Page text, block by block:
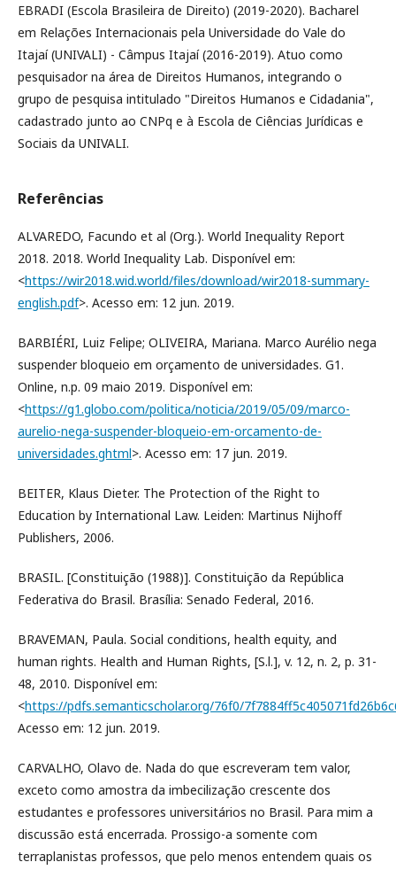
EBRADI (Escola Brasileira de Direito) (2019-2020). Bacharel
em Relações Internacionais pela Universidade do Vale do
Itajaí (UNIVALI) - Câmpus Itajaí (2016-2019). Atuo como
pesquisador na área de Direitos Humanos, integrando o
grupo de pesquisa intitulado "Direitos Humanos e Cidadania",
cadastrado junto ao CNPq e à Escola de Ciências Jurídicas e
Sociais da UNIVALI.
Referências
ALVAREDO, Facundo et al (Org.). World Inequality Report
2018. 2018. World Inequality Lab. Disponível em:
<https://wir2018.wid.world/files/download/wir2018-summary-
english.pdf>. Acesso em: 12 jun. 2019.
BARBIÉRI, Luiz Felipe; OLIVEIRA, Mariana. Marco Aurélio nega
suspender bloqueio em orçamento de universidades. G1.
Online, n.p. 09 maio 2019. Disponível em:
<https://g1.globo.com/politica/noticia/2019/05/09/marco-
aurelio-nega-suspender-bloqueio-em-orcamento-de-
universidades.ghtml>. Acesso em: 17 jun. 2019.
BEITER, Klaus Dieter. The Protection of the Right to
Education by International Law. Leiden: Martinus Nijhoff
Publishers, 2006.
BRASIL. [Constituição (1988)]. Constituição da República
Federativa do Brasil. Brasília: Senado Federal, 2016.
BRAVEMAN, Paula. Social conditions, health equity, and
human rights. Health and Human Rights, [S.l.], v. 12, n. 2, p. 31-
48, 2010. Disponível em:
<https://pdfs.semanticscholar.org/76f0/
Acesso em: 12 jun. 2019.
CARVALHO, Olavo de. Nada do que escreveram tem valor,
exceto como amostra da imbecilização crescente dos
estudantes e professores universitários no Brasil. Para mim a
discussão está encerrada. Prossigo-a somente com
terraplanistas professos, que pelo menos entendem quais os